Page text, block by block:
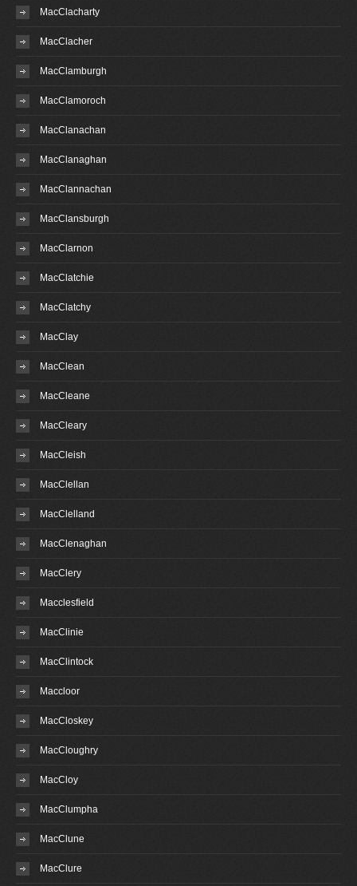
MacClacharty
MacClacher
MacClamburgh
MacClamoroch
MacClanachan
MacClanaghan
MacClannachan
MacClansburgh
MacClarnon
MacClatchie
MacClatchy
MacClay
MacClean
MacCleane
MacCleary
MacCleish
MacClellan
MacClelland
MacClenaghan
MacClery
Macclesfield
MacClinie
MacClintock
Maccloor
MacCloskey
MacCloughry
MacCloy
MacClumpha
MacClune
MacClure